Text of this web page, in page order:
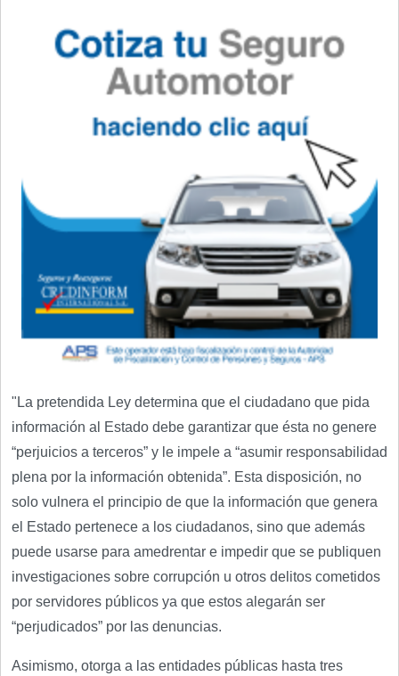
"La pretendida Ley determina que el ciudadano que pida
información al Estado debe garantizar que ésta no genere
“perjuicios a terceros” y le impele a “asumir responsabilidad
plena por la información obtenida”. Esta disposición, no
solo vulnera el principio de que la información que genera
el Estado pertenece a los ciudadanos, sino que además
puede usarse para amedrentar e impedir que se publiquen
investigaciones sobre corrupción u otros delitos cometidos
por servidores públicos ya que estos alegarán ser
“perjudicados” por las denuncias.
Asimismo, otorga a las entidades públicas hasta tres